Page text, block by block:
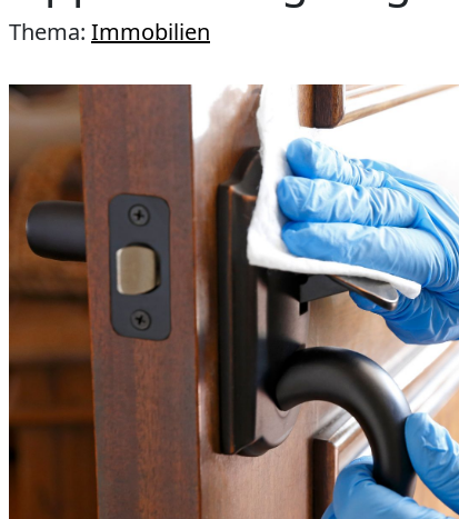
Thema: Immobilien